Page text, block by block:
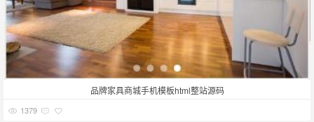
品牌家具商城手机模板html整站源码
1379